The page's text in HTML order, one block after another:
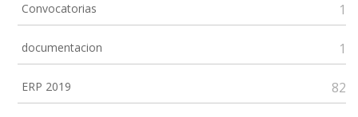
Convocatorias 1
documentacion 1
ERP 2019 82